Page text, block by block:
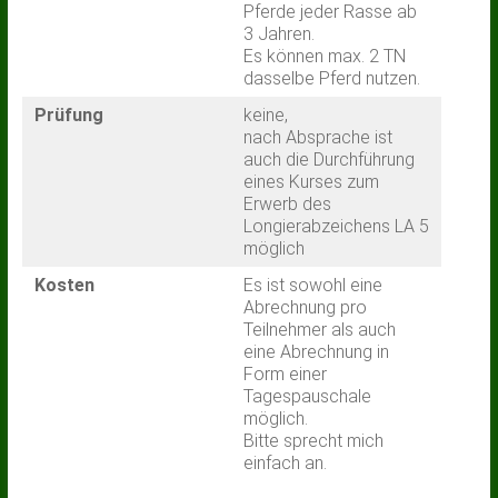
Pferde jeder Rasse ab
3 Jahren.
Es können max. 2 TN
dasselbe Pferd nutzen.
Prüfung
keine,
nach Absprache ist
auch die Durchführung
eines Kurses zum
Erwerb des
Longierabzeichens LA 5
möglich
Kosten
Es ist sowohl eine
Abrechnung pro
Teilnehmer als auch
eine Abrechnung in
Form einer
Tagespauschale
möglich.
Bitte sprecht mich
einfach an.